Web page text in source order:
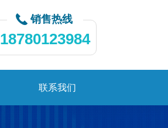
销售热线
18780123984
联系我们